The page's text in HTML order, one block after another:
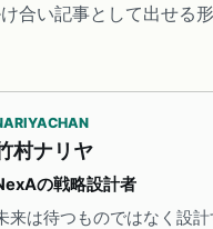
合い記事として出せる
村ナリヤ
の戦略設計者
来は待つものではなく設